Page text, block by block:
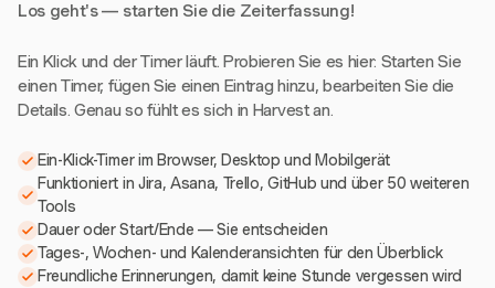
Los geht's — starten Sie die Zeiterfassung!
Ein Klick und der Timer läuft. Probieren Sie es hier: Starten Sie
einen Timer, fügen Sie einen Eintrag hinzu, bearbeiten Sie die
Details. Genau so fühlt es sich in Harvest an.
Ein-Klick-Timer im Browser, Desktop und Mobilgerät
Funktioniert in Jira, Asana, Trello, GitHub und über 50 weiteren
Tools
Dauer oder Start/Ende — Sie entscheiden
Tages-, Wochen- und Kalenderansichten für den Überblick
Freundliche Erinnerungen, damit keine Stunde vergessen wird